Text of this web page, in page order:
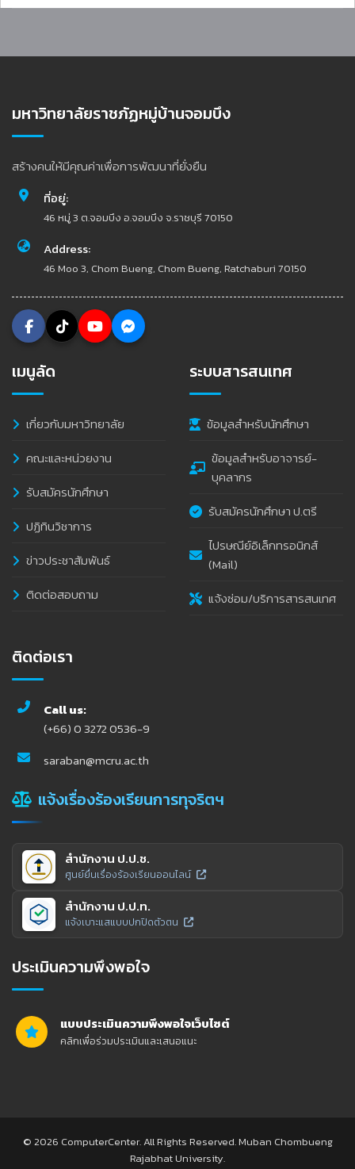
มหาวิทยาลัยราชภัฏหมู่บ้านจอมบึง
สร้างคนให้มีคุณค่าเพื่อการพัฒนาที่ยั่งยืน
ที่อยู่:
46 หมู่ 3 ต.จอมบึง อ.จอมบึง จ.ราชบุรี 70150
Address:
46 Moo 3, Chom Bueng, Chom Bueng, Ratchaburi 70150
เมนูลัด
เกี่ยวกับมหาวิทยาลัย
คณะและหน่วยงาน
รับสมัครนักศึกษา
ปฏิทินวิชาการ
ข่าวประชาสัมพันธ์
ติดต่อสอบถาม
ระบบสารสนเทศ
ข้อมูลสำหรับนักศึกษา
ข้อมูลสำหรับอาจารย์-
บุคลากร
รับสมัครนักศึกษา ป.ตรี
ไปรษณีย์อิเล็กทรอนิกส์
(Mail)
แจ้งซ่อม/บริการสารสนเทศ
ติดต่อเรา
Call us:
(+66) 0 3272 0536-9
saraban@mcru.ac.th
แจ้งเรื่องร้องเรียนการทุจริตฯ
สำนักงาน ป.ป.ช.
ศูนย์ยื่นเรื่องร้องเรียนออนไลน์
สำนักงาน ป.ป.ท.
แจ้งเบาะแสแบบปกปิดตัวตน
ประเมินความพึงพอใจ
แบบประเมินความพึงพอใจเว็บไซต์
คลิกเพื่อร่วมประเมินและเสนอแนะ
© 2026 ComputerCenter. All Rights Reserved. Muban Chombueng
Rajabhat University.